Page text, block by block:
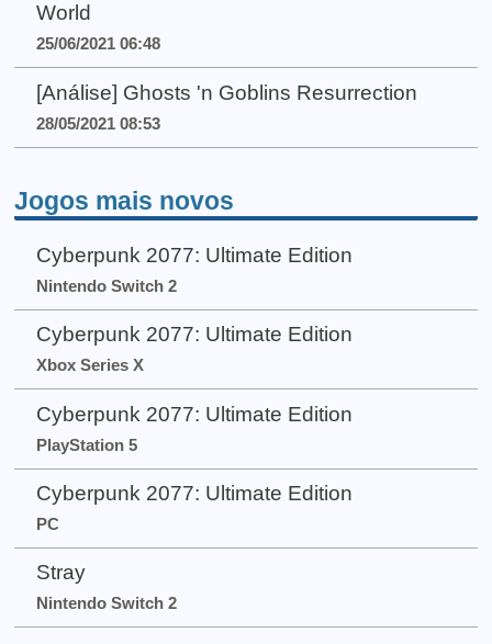
World
25/06/2021 06:48
[Análise] Ghosts 'n Goblins Resurrection
28/05/2021 08:53
Jogos mais novos
Cyberpunk 2077: Ultimate Edition
Nintendo Switch 2
Cyberpunk 2077: Ultimate Edition
Xbox Series X
Cyberpunk 2077: Ultimate Edition
PlayStation 5
Cyberpunk 2077: Ultimate Edition
PC
Stray
Nintendo Switch 2